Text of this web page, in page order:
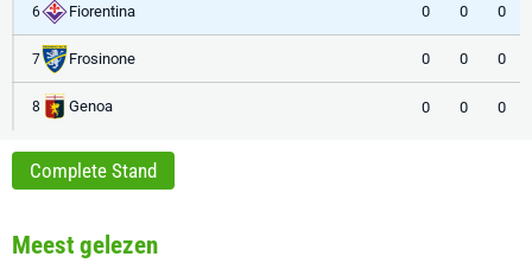
6 Fiorentina 0 0 0
7 Frosinone 0 0 0
8 Genoa 0 0 0
Complete Stand
Meest gelezen